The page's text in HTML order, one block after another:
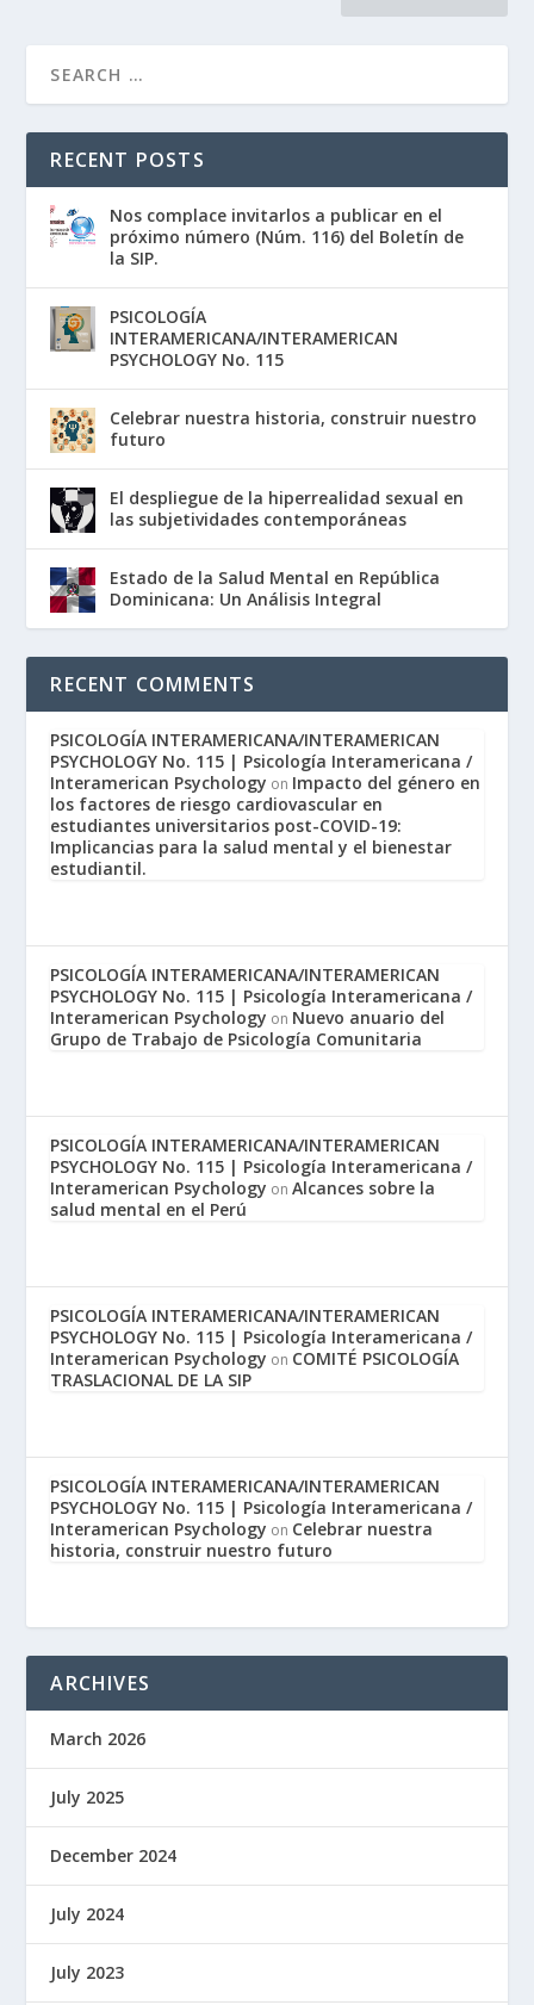
RECENT POSTS
Nos complace invitarlos a publicar en el
próximo número (Núm. 116) del Boletín de
la SIP.
PSICOLOGÍA
INTERAMERICANA/INTERAMERICAN
PSYCHOLOGY No. 115
Celebrar nuestra historia, construir nuestro
futuro
El despliegue de la hiperrealidad sexual en
las subjetividades contemporáneas
Estado de la Salud Mental en República
Dominicana: Un Análisis Integral
RECENT COMMENTS
PSICOLOGÍA INTERAMERICANA/INTERAMERICAN
PSYCHOLOGY No. 115 | Psicología Interamericana /
Interamerican Psychology on Impacto del género en
los factores de riesgo cardiovascular en
estudiantes universitarios post-COVID-19:
Implicancias para la salud mental y el bienestar
estudiantil.
PSICOLOGÍA INTERAMERICANA/INTERAMERICAN
PSYCHOLOGY No. 115 | Psicología Interamericana /
Interamerican Psychology on Nuevo anuario del
Grupo de Trabajo de Psicología Comunitaria
PSICOLOGÍA INTERAMERICANA/INTERAMERICAN
PSYCHOLOGY No. 115 | Psicología Interamericana /
Interamerican Psychology onAlcances sobre la
salud mental en el Perú
PSICOLOGÍA INTERAMERICANA/INTERAMERICAN
PSYCHOLOGY No. 115 | Psicología Interamericana /
Interamerican Psychology on COMITÉ PSICOLOGÍA
TRASLACIONAL DE LA SIP
PSICOLOGÍA INTERAMERICANA/INTERAMERICAN
PSYCHOLOGY No. 115 | Psicología Interamericana /
Interamerican Psychology on Celebrar nuestra
historia, construir nuestro futuro
ARCHIVES
March 2026
July 2025
December 2024
July 2024
July 2023